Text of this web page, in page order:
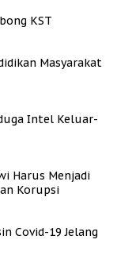
KST
Masyarakat
Intel Keluar-
Harus Menjadi
Korupsi
Covid-19 Jelang